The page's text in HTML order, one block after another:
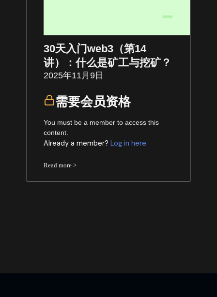
30天入门web3（第14
讲）：什么是矿工与挖矿？
2025年11月9日
需要会员资格
You must be a member to access this
content.
Already a member?Log in here
Read more >